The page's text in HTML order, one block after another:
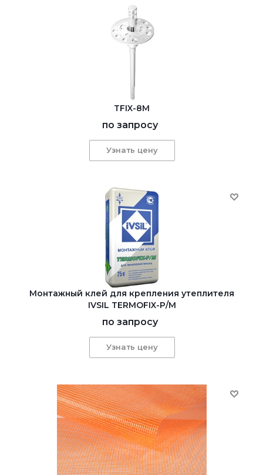
TFIX-8M
по запросу
Узнать цену
Монтажный клей для крепления утеплителя
IVSIL TERMOFIX-Р/М
по запросу
Узнать цену